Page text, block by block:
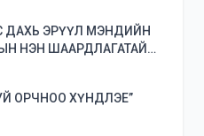
ДАХЬ ЭРҮҮЛ МЭНДИЙН
НЭН ШААРДЛАГАТАЙ
ТАСРАЛТГҮЙ
ҮНЭЛЭХ НЬ”
ОРЧНОО ХҮНДЛЭЕ”